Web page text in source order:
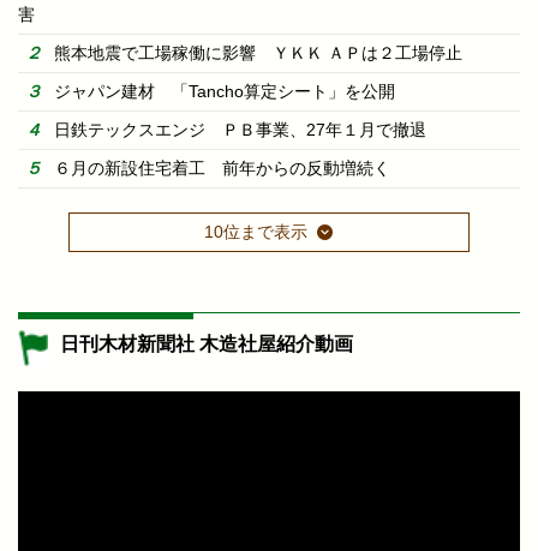
害
熊本地震で工場稼働に影響 ＹＫＫ ＡＰは２工場停止
ジャパン建材 「Tancho算定シート」を公開
日鉄テックスエンジ ＰＢ事業、27年１月で撤退
６月の新設住宅着工 前年からの反動増続く
10位まで表示
日刊木材新聞社 木造社屋紹介動画